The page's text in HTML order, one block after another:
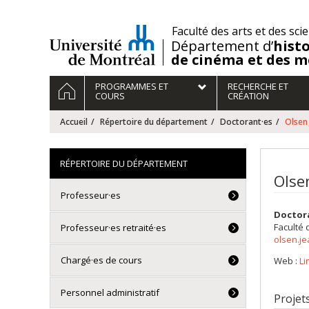
/Faculté des arts et des
Département d’
de cinéma et des
Navigation
principale
ACCUEILPROGRAMMES ET
COURS
RECHERCHE ET
CRÉATION
Accueil Répertoire du département Doctorant·es Olsen
Faculté
Web :
RÉPERTOIRE DU DÉPARTEMENT
Professeur·es
Professeur·es retraité·es
Chargé·es de cours
Personnel administratif